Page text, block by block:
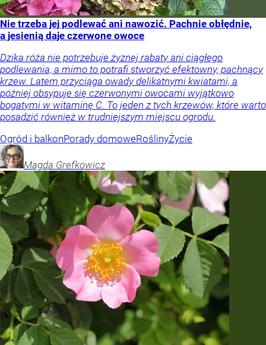
Nie trzeba jej podlewać ani nawozić. Pachnie obłędnie,
a jesienią daje czerwone owoce
Dzika róża nie potrzebuje żyznej rabaty ani ciągłego
podlewania, a mimo to potrafi stworzyć efektowny, pachnący
krzew. Latem przyciąga owady delikatnymi kwiatami, a
później obsypuje się czerwonymi owocami wyjątkowo
bogatymi w witaminę C. To jeden z tych krzewów, które warto
posadzić również w trudniejszym miejscu ogrodu.
Ogród i balkonPorady domoweRoślinyŻycie
Magda Grefkowicz